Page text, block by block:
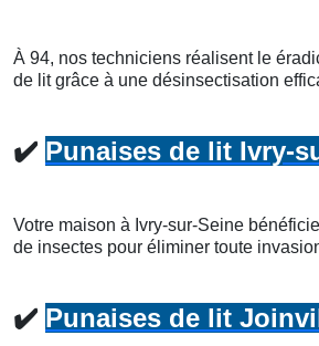
À 94, nos techniciens réalisent le
de lit grâce à une désinsectisation
✔️ Punaises de lit Ivry-
Votre maison à Ivry-sur-Seine
de insectes pour éliminer toute
✔️ Punaises de lit